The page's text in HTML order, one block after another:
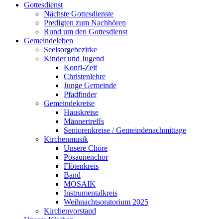
Gottesdienst
Nächste Gottesdienste
Predigten zum Nachhören
Rund um den Gottesdienst
Gemeindeleben
Seelsorgebezirke
Kinder und Jugend
Konfi-Zeit
Christenlehre
Junge Gemeinde
Pfadfinder
Gemeindekreise
Hauskreise
Männertreffs
Seniorenkreise / Gemeindenachmittage
Kirchenmusik
Unsere Chöre
Posaunenchor
Flötenkreis
Band
MOSAIK
Instrumentalkreis
Weihnachtsoratorium 2025
Kirchenvorstand